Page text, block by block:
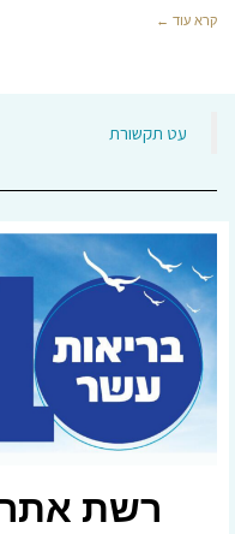
קרא עוד ←
‏עט תקשורת‏
רשת